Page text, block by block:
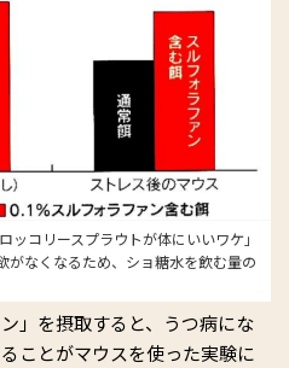
ッコリースプラウトが体にいいワケ」
がなくなるため、ショ糖水を飲む量の
」を摂取すると、うつ病にな
ことがマウスを使った実験に